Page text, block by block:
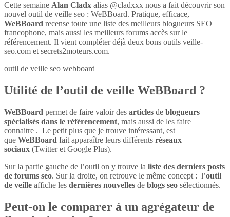
Cette semaine Alan Cladx alias @cladxxx nous a fait découvrir son
nouvel outil de veille seo : WeBBoard. Pratique, efficace,
WeBBoard recense toute une liste des meilleurs blogueurs SEO
francophone, mais aussi les meilleurs forums accès sur le
référencement. Il vient compléter déjà deux bons outils veille-
seo.com et secrets2moteurs.com.
outil de veille seo webboard
Utilité de l’outil de veille WeBBoard ?
WeBBoard permet de faire valoir des articles de blogueurs
spécialisés dans le référencement, mais aussi de les faire
connaitre . Le petit plus que je trouve intéressant, est
que WeBBoard fait apparaître leurs différents réseaux
sociaux (Twitter et Google Plus).
Sur la partie gauche de l’outil on y trouve la liste des derniers posts
de forums seo. Sur la droite, on retrouve le même concept : l’outil
de veille affiche les dernières nouvelles de blogs seo sélectionnés.
Peut-on le comparer à un agrégateur de